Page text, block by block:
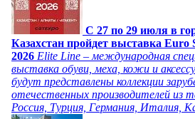
C 27 по 29 июля в
Казахстан пройдет выставка Euro
2026 Elite Line – международная
выставка обуви, меха, кожи и
будут представлены коллекции
отечественных производителей из
Россия, Турция, Германия, Италия,